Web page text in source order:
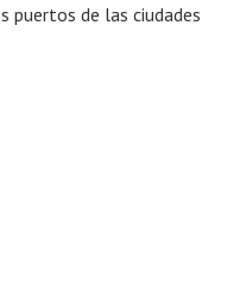
puertos de las ciudades